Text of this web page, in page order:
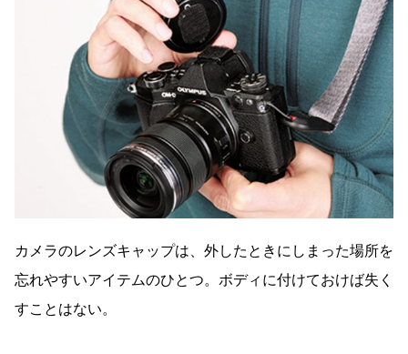
カメラのレンズキャップは、外したときにしまった場所を
忘れやすいアイテムのひとつ。ボディに付けておけば失く
すことはない。